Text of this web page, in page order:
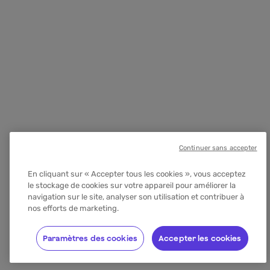
En cliquant sur « Accepter tous les cookies », vous acceptez
le stockage de cookies sur votre appareil pour améliorer la
navigation sur le site, analyser son utilisation et contribuer à
nos efforts de marketing.
Accepter les cookies
Paramètres des cookies
Continuer sans accepter